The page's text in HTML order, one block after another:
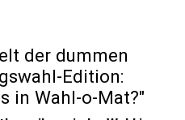
der dummen
Edition:
in Wahl-o-Mat?"